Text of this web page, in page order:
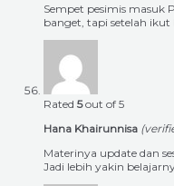
Sempet pesimis masuk
banget, tapi setelah ikut
Rated 5out of 5
Hana Khairunnisa
Materinya update dan
Jadi lebih yakin